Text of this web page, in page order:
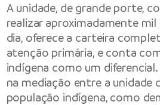
A unidade, de grande porte,
realizar aproximadamente
dia, oferece a carteira
atenção primária, e conta
indígena como um
na mediação entre a unidade
população indígena, como